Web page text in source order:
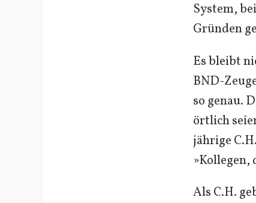
System,
Gründen
Es bleibt
BND-
so genau.
örtlich
jährige
»Kollegen,
Als C.H.